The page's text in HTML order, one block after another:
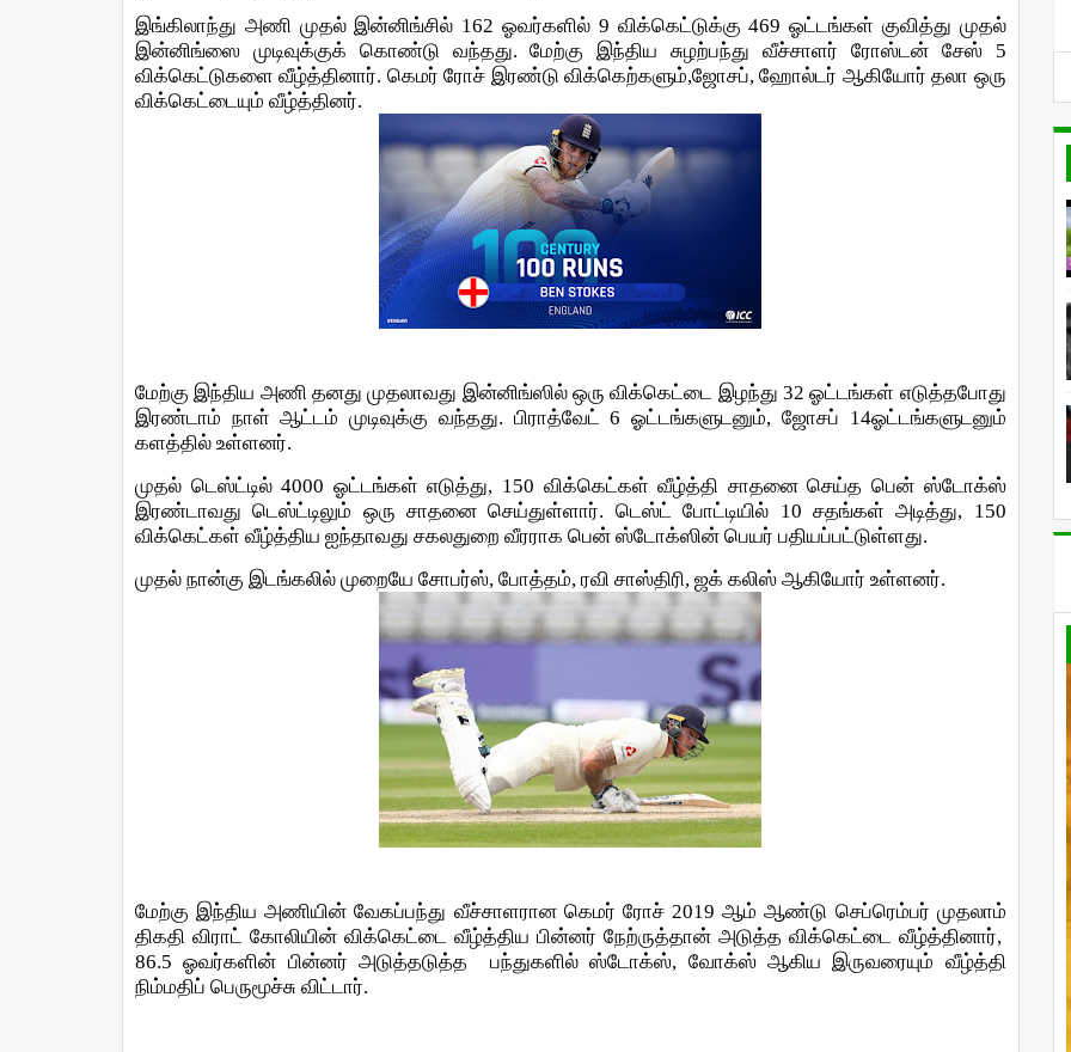
இங்கிலாந்து அணி முதல் இன்னிங்சில் 162 ஓவர்களில்9 விக்கெட்டுக்கு 469ஓட்டங்கள் குவித்து முதல்
இன்னிங்ஸை முடிவுக்குக் கொண்டு வந்தது.
மேற்கு இந்திய சுழற்பந்து வீச்சாளர் ரோஸ்டன் சேஸ்5
விக்கெட்டுகளை வீழ்த்தினார். கெமர் ரோச் இரண்டு விக்கெற்களும்,ஜோசப், ஹோல்டர் ஆகியோர் தலா ஒரு
விக்கெட்டையும் வீழ்த்தினர்.
மேற்கு இந்திய அணி தனது முதலாவது இன்னிங்ஸில் ஒரு விக்கெட்டை இழந்து 32 ஓட்டங்கள் எடுத்தபோது
இரண்டாம் நாள் ஆட்டம் முடிவுக்கு வந்தது. பிராத்வேட் 6 ஓட்டங்களுடனும், ஜோசப் 14ஓட்டங்களுடனும்
களத்தில் உள்ளனர்.
முதல் டெஸ்ட்டில் 4000 ஓட்டங்கள் எடுத்து, 150 விக்கெட்கள் வீழ்த்தி சாதனை செய்த பென் ஸ்டோக்ஸ்
இரண்டாவது டெஸ்ட்டிலும் ஒரு சாதனை செய்துள்ளார். டெஸ்ட் போட்டியில் 10 சதங்கள் அடித்து, 150
விக்கெட்கள் வீழ்த்திய ஐந்தாவது சகலதுறை வீரராக பென் ஸ்டோக்ஸின் பெயர் பதியப்பட்டுள்ளது.
முதல் நான்கு இடங்கலில் முறையே சோபர்ஸ், போத்தம், ரவி சாஸ்திரி, ஜக் கலிஸ் ஆகியோர் உள்ளனர்.
மேற்கு இந்திய அணியின் வேகப்பந்து வீச்சாளரான கெமர் ரோச் 2019 ஆம் ஆண்டு செப்ரெம்பர் முதலாம்
திகதி விராட் கோலியின் விக்கெட்டை வீழ்த்திய பின்னர் நேற்ருத்தான் அடுத்த விக்கெட்டை வீழ்த்தினார்,
86.5 ஓவர்களின் பின்னர் அடுத்தடுத்த
பந்துகளில் ஸ்டோக்ஸ், வோக்ஸ் ஆகிய இருவரையும் வீழ்த்தி
நிம்மதிப் பெருமூச்சு விட்டார்.